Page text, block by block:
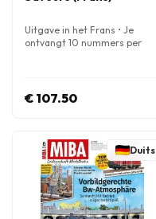
Uitgave in het Frans • Je
ontvangt 10 nummers per
€ 107.50
Duits